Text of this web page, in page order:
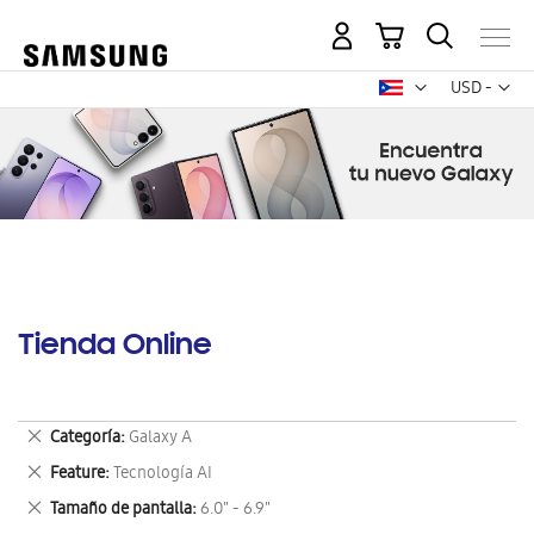
USD -
dólar
Mi carrito
Tienda Online
Categoría Galaxy A
Eliminar
este
artículo
Feature Tecnología AI
Eliminar
este
artículo
Tamaño de pantalla 6.0" - 6.9"
Eliminar